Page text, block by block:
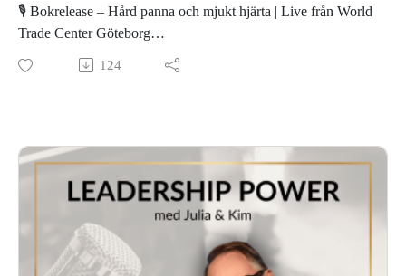
🎙️ Bokrelease – Hård panna och mjukt hjärta | Live från World
Trade Center Göteborg
I det här specialavsnittet är vi inte ensamma i studion – vi
spelar in live från World Trade Center i Göteborg för att fira
Boken kretsar kring fyra dimensioner av oss som människor –
fokus, övertygelse, handling och återkoppling – och hur vi
hittar rätt väg framåt i ett samhälle där vi springer fortare och
fortare, men ofta åt fel håll.
I avsnittet pratar vi om:
Hur det känns att ge ut sin första bok och varför det liknar att
124